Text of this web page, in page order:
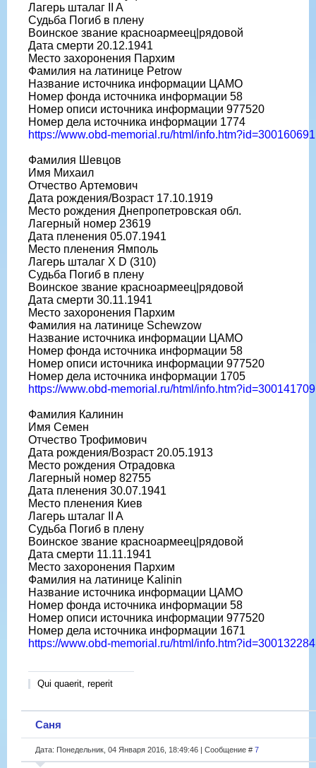
Лагерь шталаг II A
Судьба Погиб в плену
Воинское звание красноармеец|рядовой
Дата смерти 20.12.1941
Место захоронения Пархим
Фамилия на латинице Petrow
Название источника информации ЦАМО
Номер фонда источника информации 58
Номер описи источника информации 977520
Номер дела источника информации 1774
https://www.obd-memorial.ru/html/info.htm?id=300160691
Фамилия Шевцов
Имя Михаил
Отчество Артемович
Дата рождения/Возраст 17.10.1919
Место рождения Днепропетровская обл.
Лагерный номер 23619
Дата пленения 05.07.1941
Место пленения Ямполь
Лагерь шталаг X D (310)
Судьба Погиб в плену
Воинское звание красноармеец|рядовой
Дата смерти 30.11.1941
Место захоронения Пархим
Фамилия на латинице Schewzow
Название источника информации ЦАМО
Номер фонда источника информации 58
Номер описи источника информации 977520
Номер дела источника информации 1705
https://www.obd-memorial.ru/html/info.htm?id=300141709
Фамилия Калинин
Имя Семен
Отчество Трофимович
Дата рождения/Возраст 20.05.1913
Место рождения Отрадовка
Лагерный номер 82755
Дата пленения 30.07.1941
Место пленения Киев
Лагерь шталаг II A
Судьба Погиб в плену
Воинское звание красноармеец|рядовой
Дата смерти 11.11.1941
Место захоронения Пархим
Фамилия на латинице Kalinin
Название источника информации ЦАМО
Номер фонда источника информации 58
Номер описи источника информации 977520
Номер дела источника информации 1671
https://www.obd-memorial.ru/html/info.htm?id=300132284
Qui quaerit, reperit
Саня
Дата: Понедельник, 04 Января 2016, 18:49:46 | Сообщение # 7